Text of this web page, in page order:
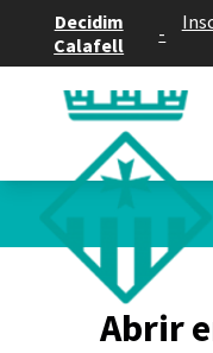
Decidim
Calafell
-
Abrir